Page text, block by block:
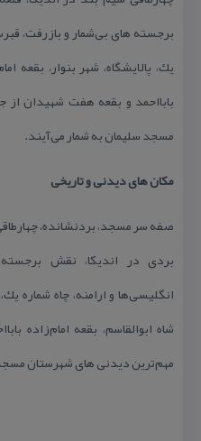
برجسته های بی‌شمار و بازرفت،
یك، پالایشگاه، شهر بنوار، بقعه
بابااحمد و بقعه هفت شهیدان
مسجد سلیمان به شمار می‌آیند.
مكان های دیدنی و تاریخی
صفه سر مسجد، بردنشانده،
بردی در اندیكا، نقش
انگلیسی‌ها و ارامنه، چاه شماره
شاه ابوالقاسم، بقعه امام‌زاده
مهم‌ترین دیدنی های شهرستان